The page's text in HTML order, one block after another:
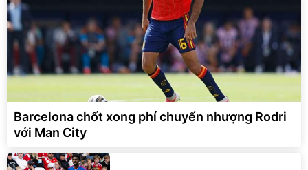
Barcelona chốt xong phí chuyển nhượng Rodri
với Man City